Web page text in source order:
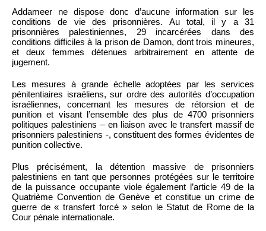
Addameer ne dispose donc d’aucune information sur les
conditions de vie des prisonnières. Au total, il y a 31
prisonnières palestiniennes, 29 incarcérées dans des
conditions difficiles à la prison de Damon, dont trois mineures,
et deux femmes détenues arbitrairement en attente de
jugement.
Les mesures à grande échelle adoptées par les services
pénitentiaires israéliens, sur ordre des autorités d’occupation
israéliennes, concernant les mesures de rétorsion et de
punition et visant l’ensemble des plus de 4700 prisonniers
politiques palestiniens – en liaison avec le transfert massif de
prisonniers palestiniens -, constituent des formes évidentes de
punition collective.
Plus précisément, la détention massive de prisonniers
palestiniens en tant que personnes protégées sur le territoire
de la puissance occupante viole également l’article 49 de la
Quatrième Convention de Genève et constitue un crime de
guerre de « transfert forcé » selon le Statut de Rome de la
Cour pénale internationale.